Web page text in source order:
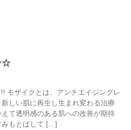
☆
モザイクとは、アンチエイジングレ
しい肌に再生し生まれ変わる治療
て透明感のある肌への改善が期待
みもとばして […]